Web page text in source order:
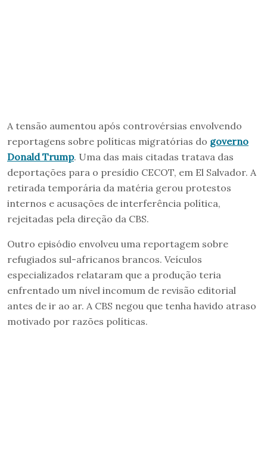
A tensão aumentou após controvérsias envolvendo
reportagens sobre políticas migratórias do governo
Donald Trump. Uma das mais citadas tratava das
deportações para o presídio CECOT, em El Salvador. A
retirada temporária da matéria gerou protestos
internos e acusações de interferência política,
rejeitadas pela direção da CBS.
Outro episódio envolveu uma reportagem sobre
refugiados sul-africanos brancos. Veículos
especializados relataram que a produção teria
enfrentado um nível incomum de revisão editorial
antes de ir ao ar. A CBS negou que tenha havido atraso
motivado por razões políticas.